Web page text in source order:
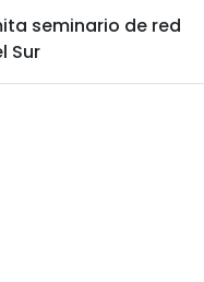
seminario de red
Sur